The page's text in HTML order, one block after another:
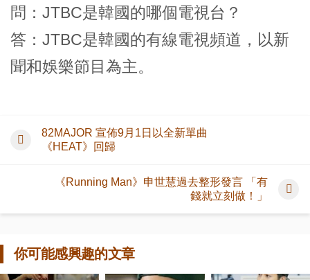
問：JTBC是韓國的哪個電視台？
答：JTBC是韓國的有線電視頻道，以新
聞和娛樂節目為主。
82MAJOR 宣佈9月1日以全新單曲
《HEAT》回歸
《Running Man》申世慧過去整形發言 「有
錢就立刻做！」
你可能感興趣的文章